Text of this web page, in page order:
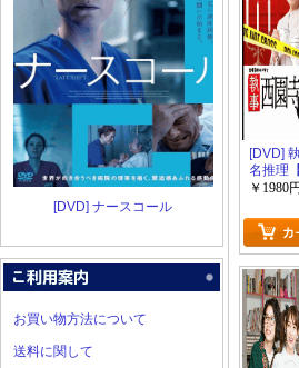
[DVD] ナースコール
お買い物方法について
送料に関して
[DVD]
名推理
回生産
￥1980円